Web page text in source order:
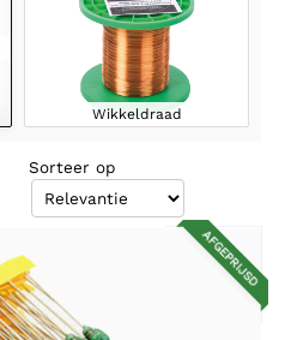
Wikkeldraad
Sorteer op
AFGEPRIJSD